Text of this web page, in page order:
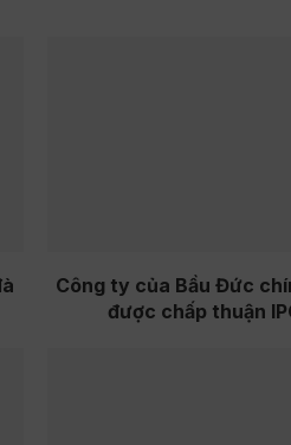
Công ty của Bầu Đức
được chấp thuận